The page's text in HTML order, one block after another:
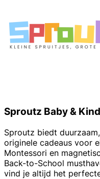
Sproutz Baby &
Sproutz biedt
originele cadeaus voor
Montessori en
Back-to-School
vind je altijd het